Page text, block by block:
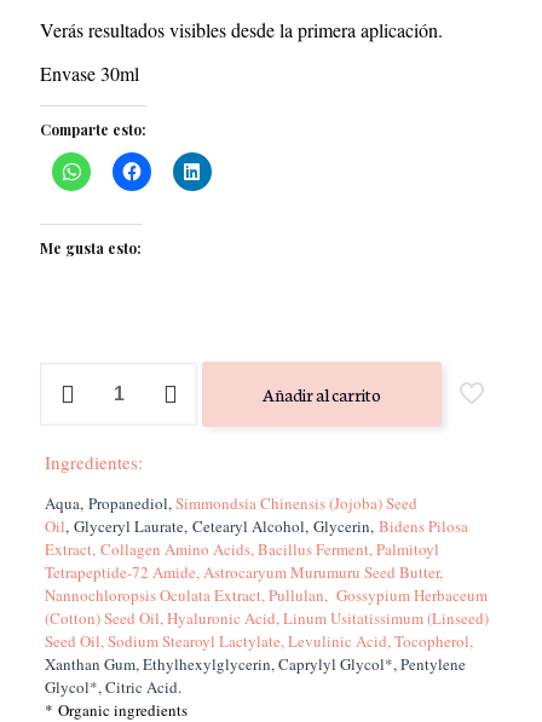
Verás resultados visibles desde la primera aplicación.
Envase 30ml
Comparte esto:
Me gusta esto:
cantidad
Añadir al carrito
Ingredientes:
Aqua, Propanediol,Simmondsia Chinensis (Jojoba) Seed
Oil, Glyceryl Laurate, Cetearyl Alcohol, Glycerin, Bidens Pilosa
Extract, Collagen Amino Acids, Bacillus Ferment, Palmitoyl
Tetrapeptide-72 Amide, Astrocaryum Murumuru Seed Butter,
Nannochloropsis Oculata Extract, Pullulan, Gossypium Herbaceum
(Cotton) Seed Oil, Hyaluronic Acid, Linum Usitatissimum (Linseed)
Seed Oil, Sodium Stearoyl Lactylate, Levulinic Acid, Tocopherol,
Xanthan Gum, Ethylhexylglycerin, Caprylyl Glycol*, Pentylene
Glycol*, Citric Acid.
* Organic ingredients